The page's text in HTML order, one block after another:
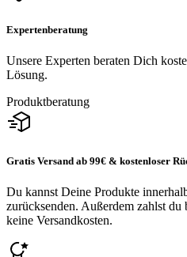
Expertenberatung
Unsere Experten beraten Dich
Lösung.
Produktberatung
Gratis Versand ab 99€ & kostenloser
Du kannst Deine Produkte
zurücksenden. Außerdem zahlst
keine Versandkosten.